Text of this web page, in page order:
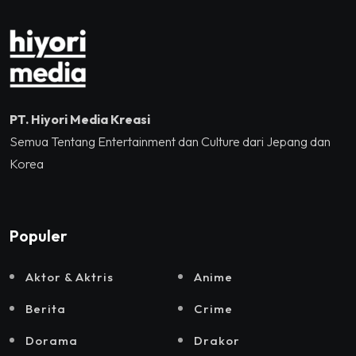
PT. Hiyori Media Kreasi
Semua Tentang Entertainment dan Culture dari Jepang dan
Korea
Populer
Aktor & Aktris Anime
Berita Crime
Dorama Drakor